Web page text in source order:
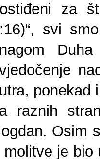
za
svi
ponekad
raznih
Osim
molitve je bio